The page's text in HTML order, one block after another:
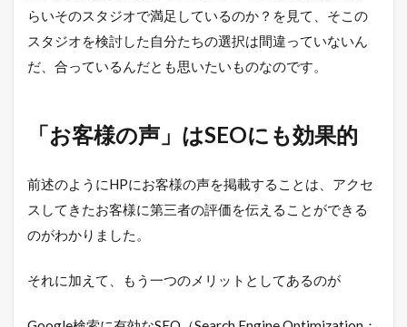
らいそのスタジオで満足しているのか？を見て、そこの
スタジオを検討した自分たちの選択は間違っていないん
だ、合っているんだとも思いたいものなのです。
「お客様の声」はSEOにも効果的
前述のようにHPにお客様の声を掲載することは、アクセ
スしてきたお客様に第三者の評価を伝えることができる
のがわかりました。
それに加えて、もう一つのメリットとしてあるのが